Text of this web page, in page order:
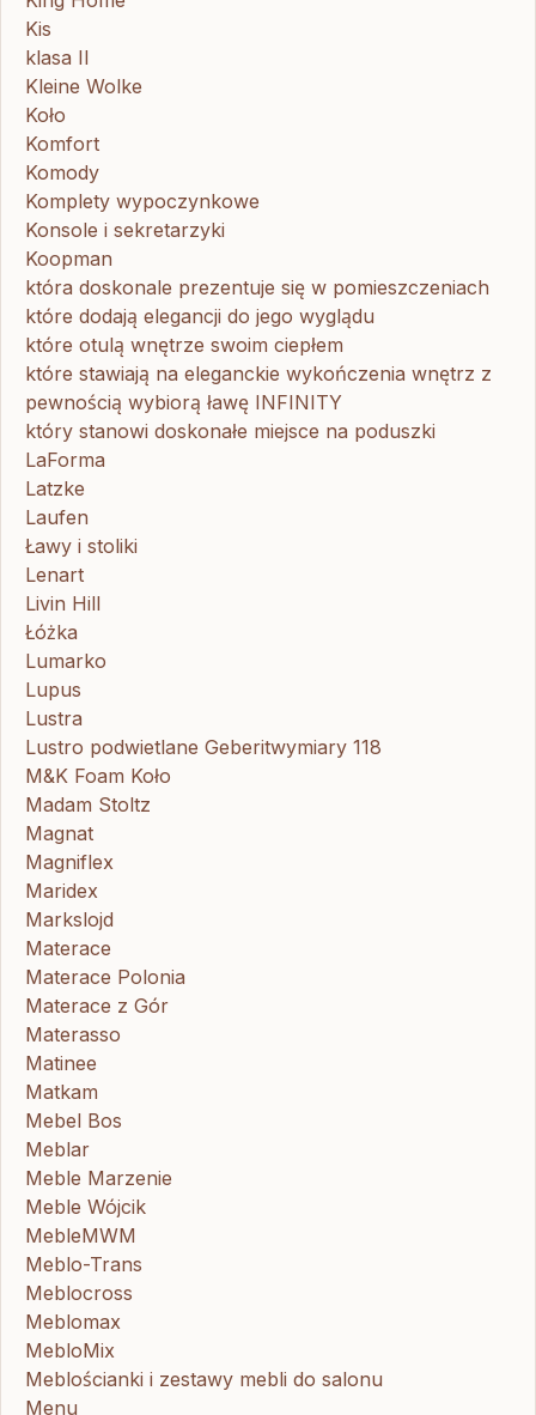
Kis
klasa II
Kleine Wolke
Koło
Komfort
Komody
Komplety wypoczynkowe
Konsole i sekretarzyki
Koopman
która doskonale prezentuje się w pomieszczeniach
które dodają elegancji do jego wyglądu
które otulą wnętrze swoim ciepłem
które stawiają na eleganckie wykończenia wnętrz z
pewnością wybiorą ławę INFINITY
który stanowi doskonałe miejsce na poduszki
LaForma
Latzke
Laufen
Ławy i stoliki
Lenart
Livin Hill
Łóżka
Lumarko
Lupus
Lustra
Lustro podwietlane Geberitwymiary 118
M&K Foam Koło
Madam Stoltz
Magnat
Magniflex
Maridex
Markslojd
Materace
Materace Polonia
Materace z Gór
Materasso
Matinee
Matkam
Mebel Bos
Meblar
Meble Marzenie
Meble Wójcik
MebleMWM
Meblo-Trans
Meblocross
Meblomax
MebloMix
Meblościanki i zestawy mebli do salonu
Menu